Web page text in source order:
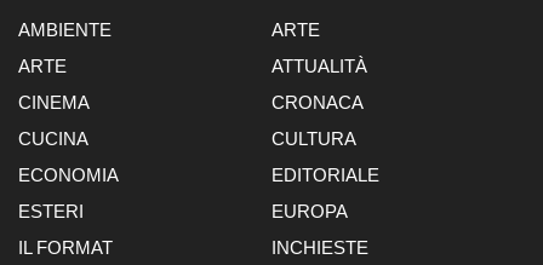
AMBIENTE
ARTE
ARTE
ATTUALITÀ
CINEMA
CRONACA
CUCINA
CULTURA
ECONOMIA
EDITORIALE
ESTERI
EUROPA
IL FORMAT
INCHIESTE